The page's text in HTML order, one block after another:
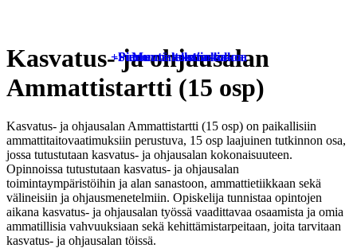
Muuta kontrastia
-Pienennä tekstin kokoa
+Suurenna tekstin kokoa
Kasvatus- ja ohjausalan
Ammattistartti (15 osp)
Kasvatus- ja ohjausalan Ammattistartti (15 osp) on paikallisiin
ammattitaitovaatimuksiin perustuva, 15 osp laajuinen tutkinnon osa,
jossa tutustutaan kasvatus- ja ohjausalan kokonaisuuteen.
Opinnoissa tutustutaan kasvatus- ja ohjausalan
toimintaympäristöihin ja alan sanastoon, ammattietiikkaan sekä
välineisiin ja ohjausmenetelmiin. Opiskelija tunnistaa opintojen
aikana kasvatus- ja ohjausalan työssä vaadittavaa osaamista ja omia
ammatillisia vahvuuksiaan sekä kehittämistarpeitaan, joita tarvitaan
kasvatus- ja ohjausalan töissä.